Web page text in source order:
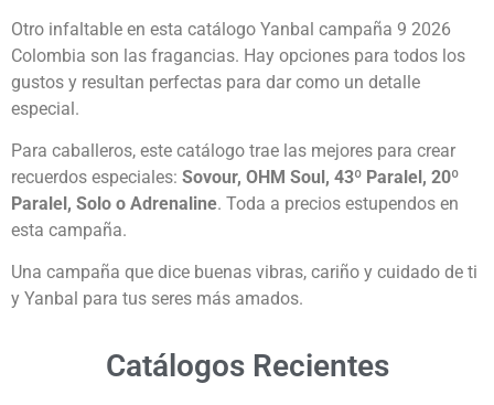
Otro infaltable en esta catálogo Yanbal campaña 9 2026
Colombia son las fragancias. Hay opciones para todos los
gustos y resultan perfectas para dar como un detalle
especial.
Para caballeros, este catálogo trae las mejores para crear
recuerdos especiales: Sovour, OHM Soul, 43º Paralel, 20º
Paralel, Solo o Adrenaline. Toda a precios estupendos en
esta campaña.
Una campaña que dice buenas vibras, cariño y cuidado de ti
y Yanbal para tus seres más amados.
Catálogos Recientes